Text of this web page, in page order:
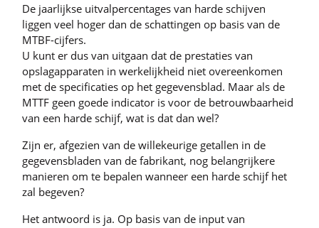
De jaarlijkse uitvalpercentages van harde schijven
liggen veel hoger dan de schattingen op basis van de
MTBF-cijfers.
U kunt er dus van uitgaan dat de prestaties van
opslagapparaten in werkelijkheid niet overeenkomen
met de specificaties op het gegevensblad. Maar als de
MTTF geen goede indicator is voor de betrouwbaarheid
van een harde schijf, wat is dat dan wel?
Zijn er, afgezien van de willekeurige getallen in de
gegevensbladen van de fabrikant, nog belangrijkere
manieren om te bepalen wanneer een harde schijf het
zal begeven?
Het antwoord is ja. Op basis van de input van